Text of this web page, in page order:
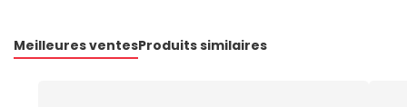
Meilleures ventesProduits similaires